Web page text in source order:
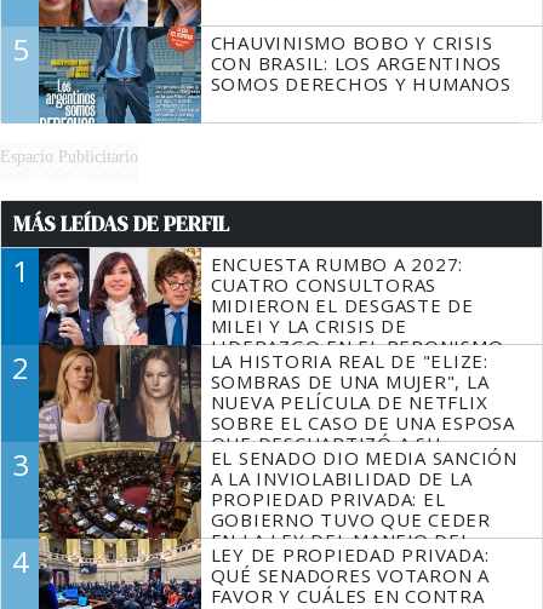
5
CHAUVINISMO BOBO Y CRISIS
CON BRASIL: LOS ARGENTINOS
SOMOS DERECHOS Y HUMANOS
Espacio Publicitario
MÁS LEÍDAS DE PERFIL
1
ENCUESTA RUMBO A 2027:
CUATRO CONSULTORAS
MIDIERON EL DESGASTE DE
MILEI Y LA CRISIS DE
LIDERAZGO EN EL PERONISMO
2
LA HISTORIA REAL DE "ELIZE:
SOMBRAS DE UNA MUJER", LA
NUEVA PELÍCULA DE NETFLIX
SOBRE EL CASO DE UNA ESPOSA
QUE DESCUARTIZÓ A SU
MARIDO
3
EL SENADO DIO MEDIA SANCIÓN
A LA INVIOLABILIDAD DE LA
PROPIEDAD PRIVADA: EL
GOBIERNO TUVO QUE CEDER
EN LA LEY DEL MANEJO DEL
FUEGO
4
LEY DE PROPIEDAD PRIVADA:
QUÉ SENADORES VOTARON A
FAVOR Y CUÁLES EN CONTRA